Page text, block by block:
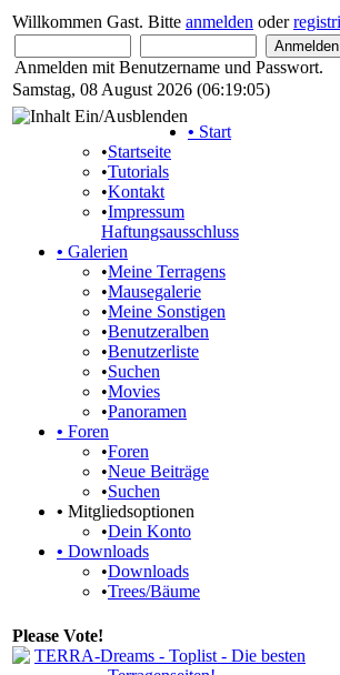
Willkommen Gast. Bitte anmelden oder
Anmelden mit Benutzername und Passwort.
Samstag, 08 August 2026 (06:19:05)
• Start
•Startseite
•Tutorials
•Kontakt
•Impressum
Haftungsausschluss
• Galerien
•Meine Terragens
•Mausegalerie
•Meine Sonstigen
•Benutzeralben
•Benutzerliste
•Suchen
•Movies
•Panoramen
• Foren
•Foren
•Neue Beiträge
•Suchen
• Mitgliedsoptionen
•Dein Konto
• Downloads
•Downloads
•Trees/Bäume
Please Vote!